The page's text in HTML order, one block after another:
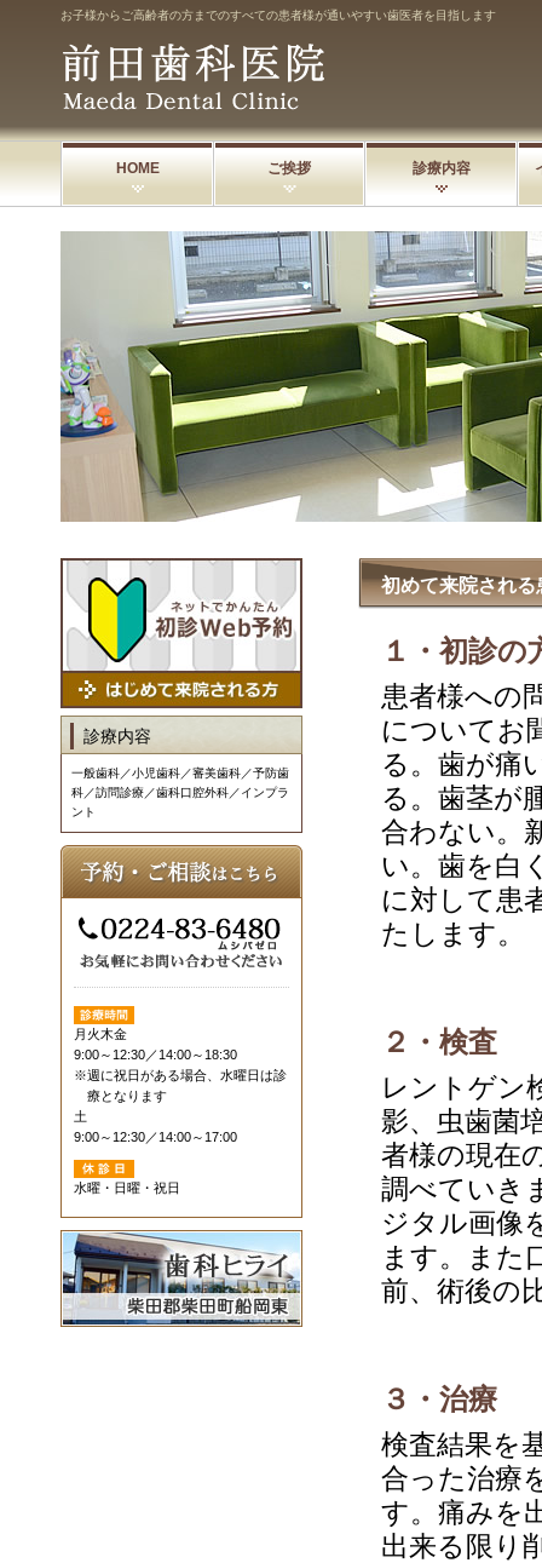
お子様からご高齢者の方までのすべての患者様が通いやすい歯医者を目指します
HOME ご挨拶 診療内容
初めて来院される
１・初診
患者様への
についてお
る。歯が痛
る。歯茎が
合わない。
い。歯を白
に対して患
たします。
２・検査
レントゲン
影、虫歯菌
者様の現在
調べていき
ジタル画像
ます。また
前、術後の
３・治療
検査結果を
合った治療
す。痛みを
出来る限り
診療内容
一般歯科／小児歯科／審美歯科／予防歯
科／訪問診療／歯科口腔外科／インプラ
ント
月火木金
9:00～12:30／14:00～18:30
※週に祝日がある場合、水曜日は診
療となります
土
9:00～12:30／14:00～17:00
水曜・日曜・祝日